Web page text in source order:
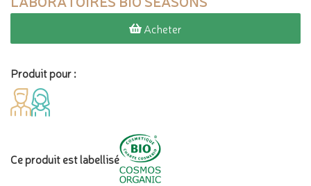
Acheter
Produit pour :
Ce produit est labellisé